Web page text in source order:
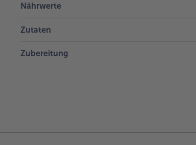
Nährwerte
Zutaten
Zubereitung